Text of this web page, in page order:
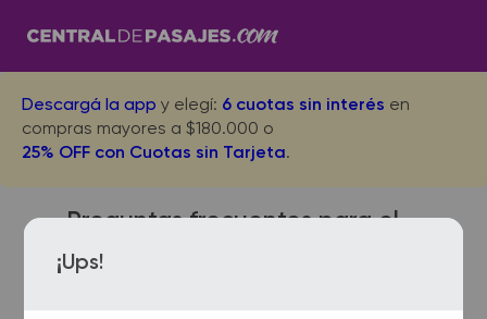
Descargá la app y elegí: 6 cuotas sin interés en
compras mayores a $180.000 o
25% OFF con Cuotas sin Tarjeta.
¡Ups!
Preguntas frecuentes para el
viaje desde San Bernardo a
Junin